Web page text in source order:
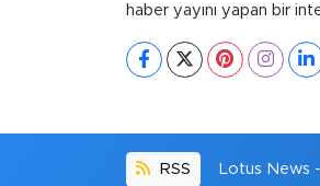
haber yayını yapan bir
RSS Lotus News